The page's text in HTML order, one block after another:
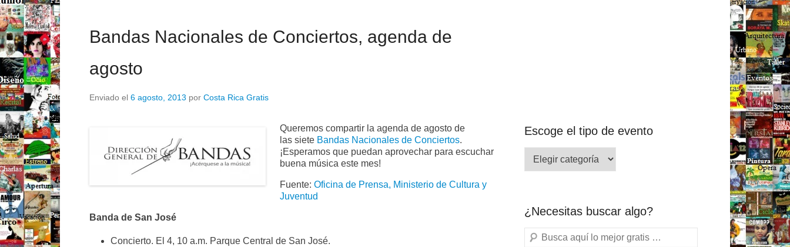
Bandas Nacionales de Conciertos, agenda de
agosto
Enviado el 6 agosto, 2013 por Costa Rica Gratis
Queremos compartir la agenda de agosto de
las siete Bandas Nacionales de Conciertos.
¡Esperamos que puedan aprovechar para escuchar
buena música este mes!
Fuente: Oficina de Prensa, Ministerio de Cultura y
Juventud
Banda de San José
Concierto. El 4, 10 a.m. Parque Central de San José.
Escoge el tipo de evento
¿Necesitas buscar algo?
Buscar